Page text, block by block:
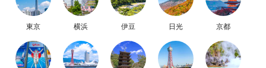
東京 横浜 伊豆 日光 京都